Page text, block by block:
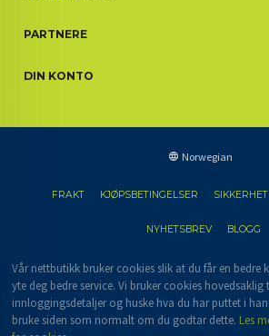
PARTNERE
DIN KONTO
Norwegian
FRAKT KJØPSBETINGELSER
NYHETSBREV BLOGG
Vår nettbutikk bruker cookies slik at du får en bedre
yte deg bedre service. Vi bruker cookies hovedsaklig
innloggingsdetaljer og huske hva du har puttet i
bruke siden som normalt om du godtar dette. Les